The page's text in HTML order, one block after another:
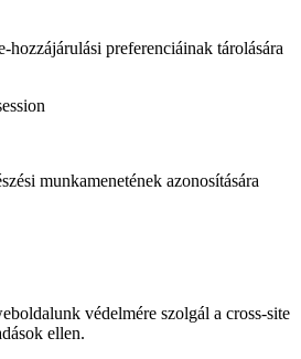
hozzájárulási preferenciáinak tárolására
munkamenetének azonosítására
védelmére szolgál a cross-site
ellen.